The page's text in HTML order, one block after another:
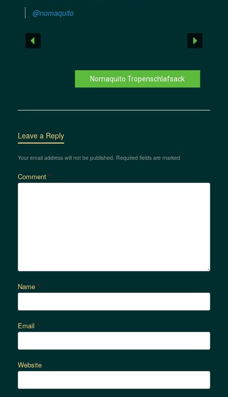
@nomaquito
Nomaquito Tropenschlafsack
Leave a Reply
Your email address will not be published. Required fields are marked *
Comment *
Name *
Email *
Website